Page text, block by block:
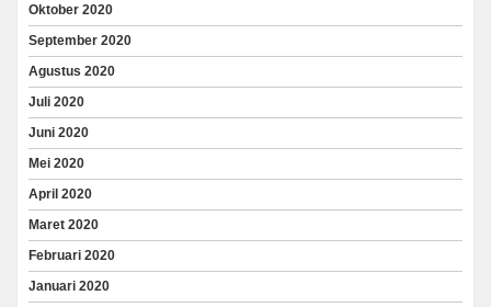
Oktober 2020
September 2020
Agustus 2020
Juli 2020
Juni 2020
Mei 2020
April 2020
Maret 2020
Februari 2020
Januari 2020